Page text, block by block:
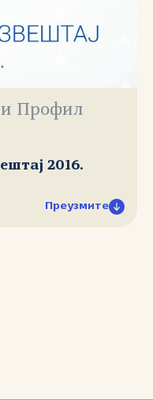
и Профил
2016.
Преузмите